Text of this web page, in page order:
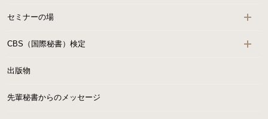
セミナーの場
CBS（国際秘書）検定
出版物
先輩秘書からのメッセージ